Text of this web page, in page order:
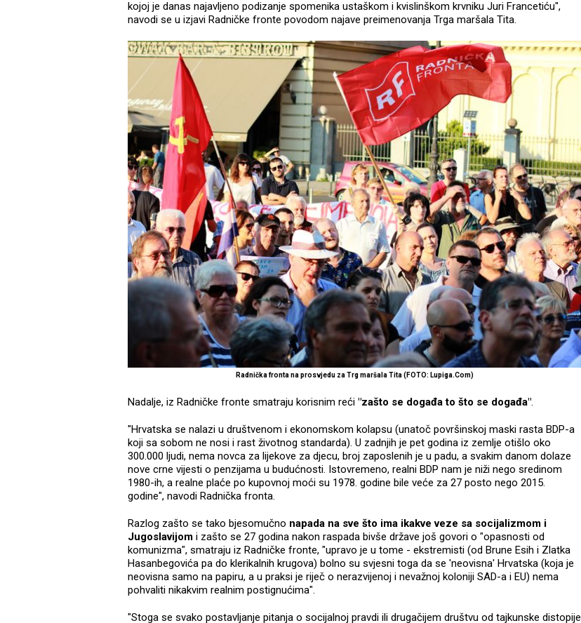
kojoj je danas najavljeno podizanje spomenika ustaškom i kvislinškom krvniku Juri Francetiću",
navodi se u izjavi Radničke fronte povodom najave preimenovanja Trga maršala Tita.
Radnička fronta na prosvjedu za Trg maršala Tita (FOTO: Lupiga.Com)
Nadalje, iz Radničke fronte smatraju korisnim reći "zašto se događa to što se događa".
"Hrvatska se nalazi u društvenom i ekonomskom kolapsu (unatoč površinskoj maski rasta BDP-a
koji sa sobom ne nosi i rast životnog standarda). U zadnjih je pet godina iz zemlje otišlo oko
300.000 ljudi, nema novca za lijekove za djecu, broj zaposlenih je u padu, a svakim danom dolaze
nove crne vijesti o penzijama u budućnosti. Istovremeno, realni BDP nam je niži nego sredinom
1980-ih, a realne plaće po kupovnoj moći su 1978. godine bile veće za 27 posto nego 2015.
godine", navodi Radnička fronta.
Razlog zašto se tako bjesomučno napada na sve što ima ikakve veze sa socijalizmom i
Jugoslavijom i zašto se 27 godina nakon raspada bivše države još govori o "opasnosti od
komunizma", smatraju iz Radničke fronte, "upravo je u tome - ekstremisti (od Brune Esih i Zlatka
Hasanbegovića pa do klerikalnih krugova) bolno su svjesni toga da se 'neovisna' Hrvatska (koja je
neovisna samo na papiru, a u praksi je riječ o nerazvijenoj i nevažnoj koloniji SAD-a i EU) nema
pohvaliti nikakvim realnim postignućima".
"Stoga se svako postavljanje pitanja o socijalnoj pravdi ili drugačijem društvu od tajkunske distopije